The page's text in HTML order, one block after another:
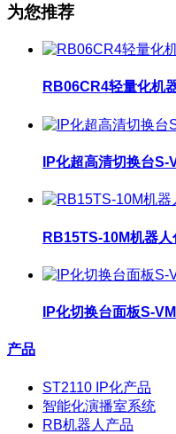
为您推荐
RB06CR4轻量化机
IP化超高清切换台S-
RB15TS-10M机器
IP化切换台面板S-
产品
ST2110 IP化产品
智能化演播室系统
RB机器人产品